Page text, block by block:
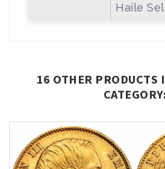
Haile
16 OTHER PRODUCTS
CATEGORY: